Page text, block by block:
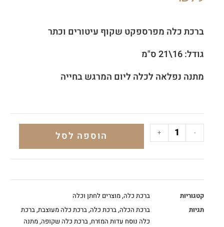
ברכת כלה מפרספקט שקוף עיטורים וכתר
גודל: 16\21 ס"מ
מתנה נפלאה לכלה ליום המרגש בחייה
-
+ הוספה לסל
קטגוריות ברכת כלה,מוצרים לחתן וכלה
תגיות
ברכת הכלה,ברכת כלה,ברכת כלה מעוצבת,ברכת
כלה נוסח עדות המזרח,ברכת כלה שקופה,מתנה